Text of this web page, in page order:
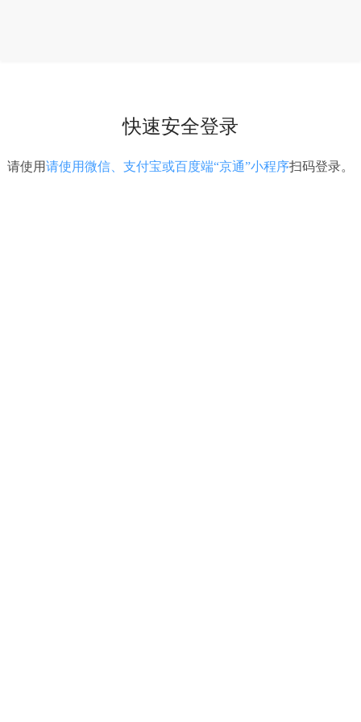
快速安全登录
请使用请使用微信、支付宝或百度端“京通”小程序扫码登录。